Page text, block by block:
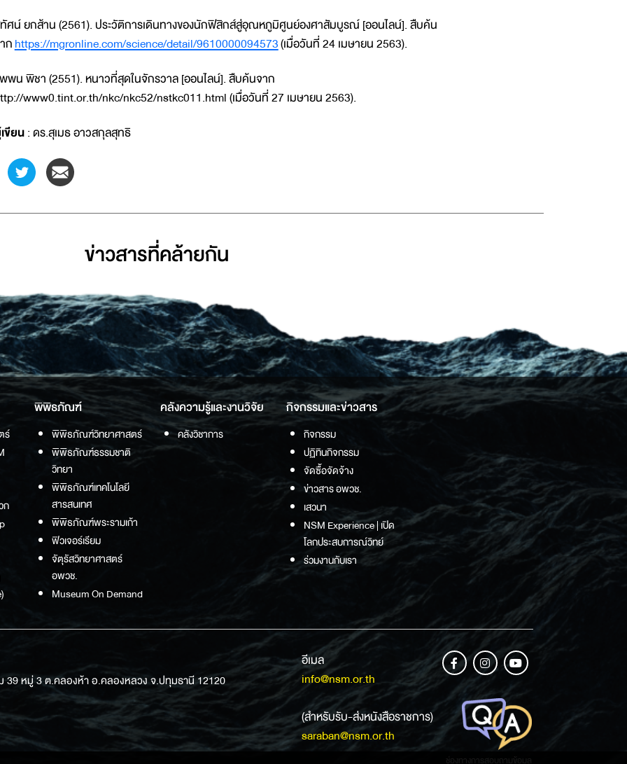
ศน์ ยกส้าน (2561). ประวัติการเดินทางของนักฟิสิกส์สู่อุณหภูมิศูนย์องศาสัมบูรณ์ [ออนไลน์]. สืบค้น
กhttps://mgronline.com/science/detail/9610000094573(เมื่อวันที่ 24 เมษายน 2563).
พน พิชา (2551). หนาวที่สุดในจักรวาล [ออนไลน์]. สืบค้นจาก
www0.tint.or.th/nkc/nkc52/nstkc011.html (เมื่อวันที่ 27 เมษายน 2563).
ขียน: ดร.สุเมธ อาวสกุลสุทธิ
ข่าวสารที่่คล้ายกัน
ร์
ก
พิพิธภัณฑ์
พิพิธภัณฑ์วิทยาศาสตร์
พิพิธภัณฑ์ธรรมชาติ
วิทยา
พิพิธภัณฑ์เทคโนโลยี
สารสนเทศ
พิพิธภัณฑ์พระรามเก้า
ฟิวเจอร์เรียม
จัตุรัสวิทยาศาสตร์
อพวช.
Museum On Demand
คลังความรู้และงานวิจัย
คลังวิชาการ
กิจกรรมและข่าวสาร
กิจกรรม
ปฏิทินกิจกรรม
จัดซื้อจัดจ้าง
ข่าวสาร อพวช.
เสวนา
NSM Experience | เปิด
โลกประสบการณ์วิทย์
ร่วมงานกับเรา
39 หมู่ 3 ต.คลองห้า อ.คลองหลวง จ.ปทุมธานี 12120
อีเมล
info@nsm.or.th
(สำหรับรับ-ส่งหนังสือราชการ)
saraban@nsm.or.th
ช่องทางการสอบถามข้อมูล